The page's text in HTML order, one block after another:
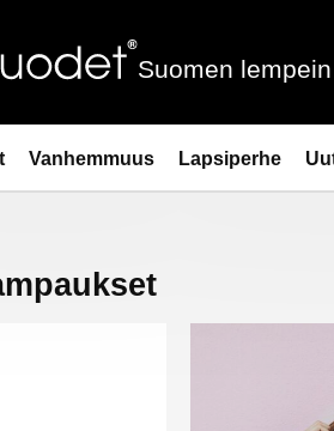
Suomen
Vanhemmuus Lapsiperhe